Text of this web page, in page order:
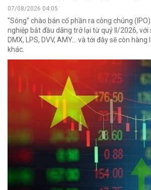
07/08/2026 04:05
"Sóng" chào bán cổ phần ra công chúng
nghiệp bắt đầu dâng trở lại từ quý II/2026, với
DMX, LPS, DVV, AMY... và tới đây sẽ còn
khác.